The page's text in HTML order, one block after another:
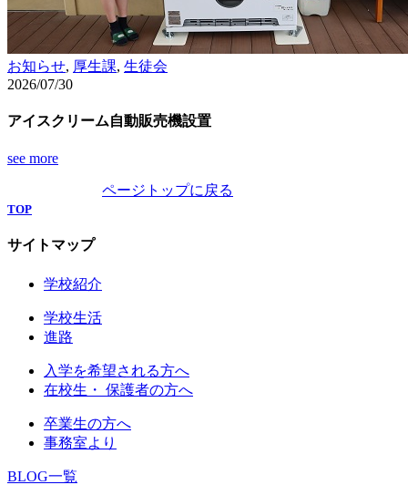
お知らせ, 厚生課, 生徒会
2026/07/30
アイスクリーム自動販売機設置
see more
ページトップに戻る
TOP
サイトマップ
学校紹介
学校生活
進路
入学を希望される方へ
在校生・ 保護者の方へ
卒業生の方へ
事務室より
BLOG一覧